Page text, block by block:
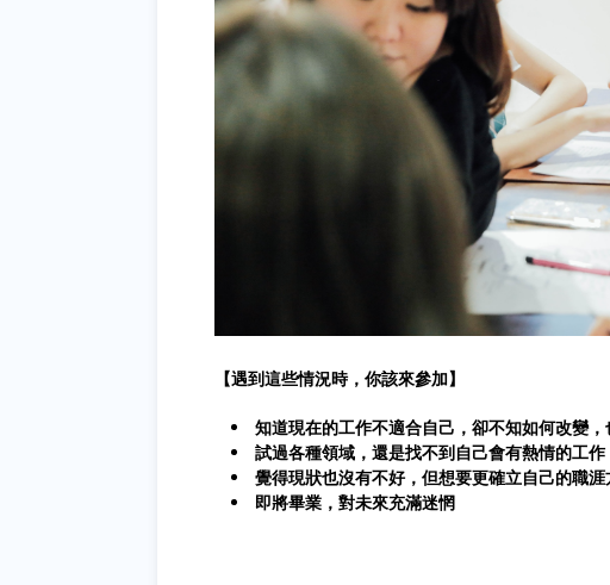
【遇到這些情況時，你該來參加】
知道現在的工作不適合自己，卻不知如何改變
試過各種領域，還是找不到自己會有熱情的工作
覺得現狀也沒有不好，但想要更確立自己的職涯
即將畢業，對未來充滿迷惘